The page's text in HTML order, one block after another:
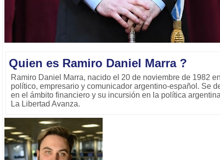
Quien es Ramiro Daniel Marra ?
Ramiro Daniel Marra, nacido el 20 de noviembre de 1982
político, empresario y comunicador argentino-español. Se
en el ámbito financiero y su incursión en la política
La Libertad Avanza.